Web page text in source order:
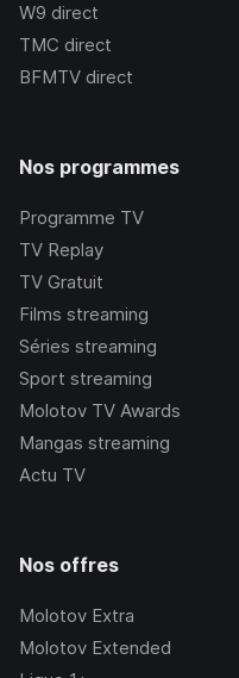
W9 direct
TMC direct
BFMTV direct
Nos programmes
Programme TV
TV Replay
TV Gratuit
Films streaming
Séries streaming
Sport streaming
Molotov TV Awards
Mangas streaming
Actu TV
Nos offres
Molotov Extra
Molotov Extended